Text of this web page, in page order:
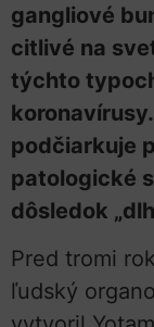
gangliové
citlivé na
týchto
podčiarkuje
patologické
dôsledok
Pred tromi
ľudský